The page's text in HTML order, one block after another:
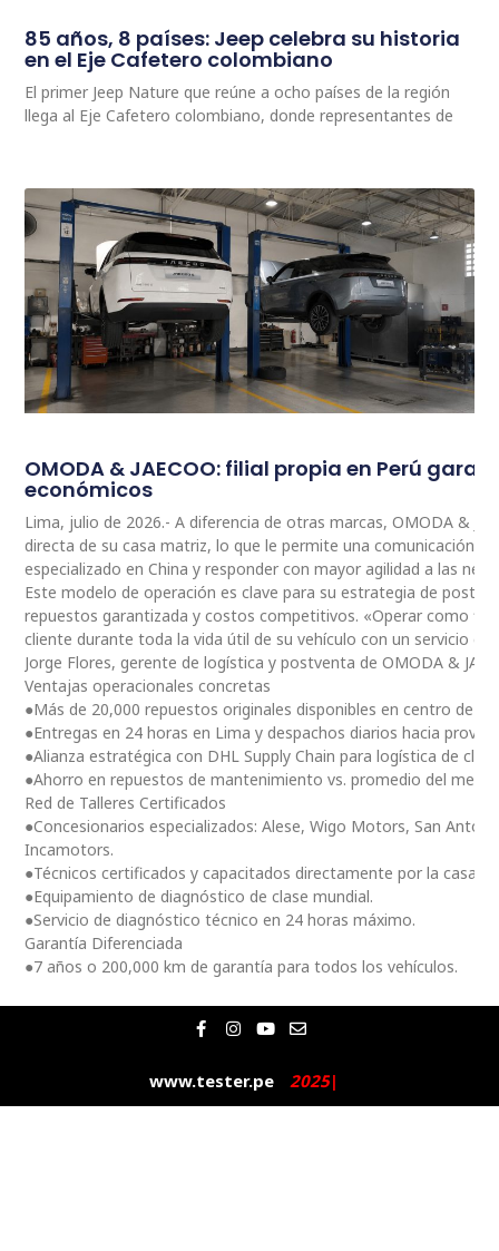
85 años, 8 países: Jeep celebra su historia
en el Eje Cafetero colombiano
El primer Jeep Nature que reúne a ocho países de la región
llega al Eje Cafetero colombiano, donde representantes de
OMODA & JAECOO: filial propia en Perú
económicos
Lima, julio de 2026.- A diferencia de otras marcas, OMODA &
directa de su casa matriz, lo que le permite una comunicación
especializado en China y responder con mayor agilidad a las
Este modelo de operación es clave para su estrategia de
repuestos garantizada y costos competitivos. «Operar como
cliente durante toda la vida útil de su vehículo con un servicio
Jorge Flores, gerente de logística y postventa de OMODA &
Ventajas operacionales concretas
●Más de 20,000 repuestos originales disponibles en centro de
●Entregas en 24 horas en Lima y despachos diarios hacia
●Alianza estratégica con DHL Supply Chain para logística de
●Ahorro en repuestos de mantenimiento vs. promedio del
Red de Talleres Certificados
●Concesionarios especializados: Alese, Wigo Motors, San
Incamotors.
●Técnicos certificados y capacitados directamente por la casa
●Equipamiento de diagnóstico de clase mundial.
●Servicio de diagnóstico técnico en 24 horas máximo.
Garantía Diferenciada
●7 años o 200,000 km de garantía para todos los vehículos.
F
a
e
b
o
I
n
t
a
g
Y
o
t
u
b
E
n
e
l
o
www.tester.pe 2025|